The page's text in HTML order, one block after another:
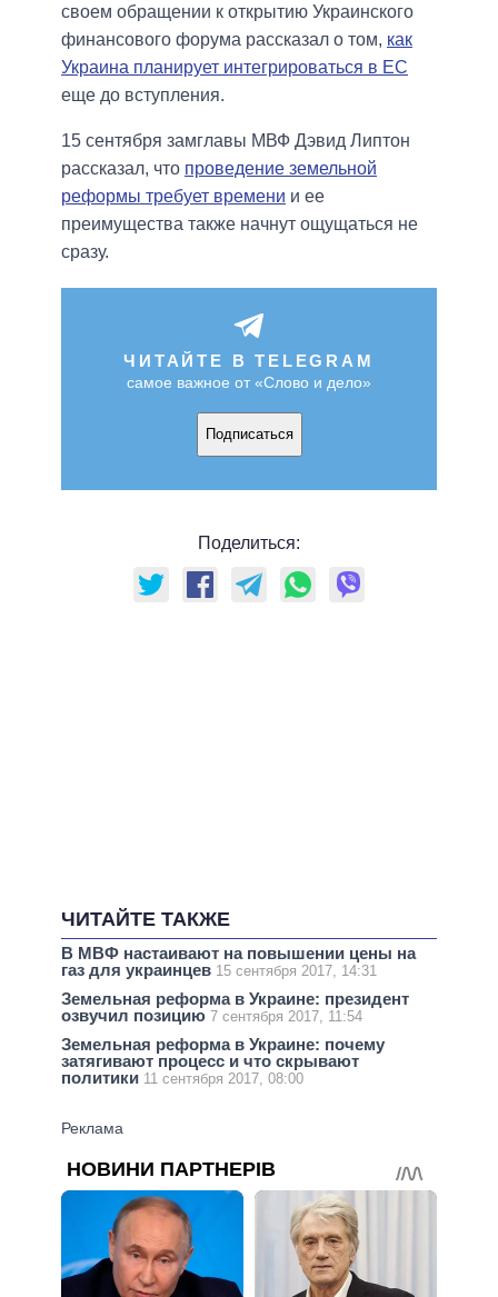
своем обращении к открытию Украинского
финансового форума рассказал о том, как
Украина планирует интегрироваться в ЕС
еще до вступления.
15 сентября замглавы МВФ Дэвид Липтон
рассказал, что проведение земельной
реформы требует времени и ее
преимущества также начнут ощущаться не
сразу.
ЧИТАЙТЕ В TELEGRAM
самое важное от «Слово и дело»
Подписаться
Поделиться:
ЧИТАЙТЕ ТАКЖЕ
В МВФ настаивают на повышении цены на
газ для украинцев 15 сентября 2017, 14:31
Земельная реформа в Украине: президент
озвучил позицию 7 сентября 2017, 11:54
Земельная реформа в Украине: почему
затягивают процесс и что скрывают
политики 11 сентября 2017, 08:00